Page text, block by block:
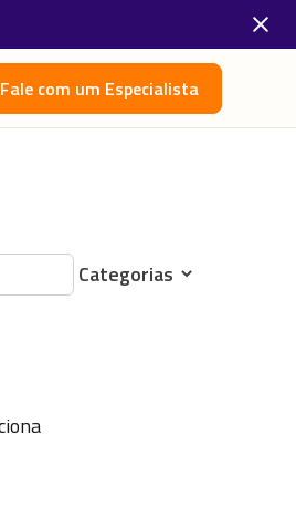
Fale com um Especialista